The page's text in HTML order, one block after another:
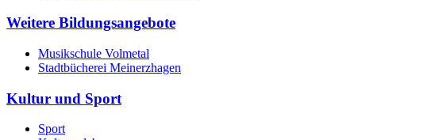
Weitere Bildungsangebote
Musikschule Volmetal
Stadtbücherei Meinerzhagen
Kultur und Sport
Sport